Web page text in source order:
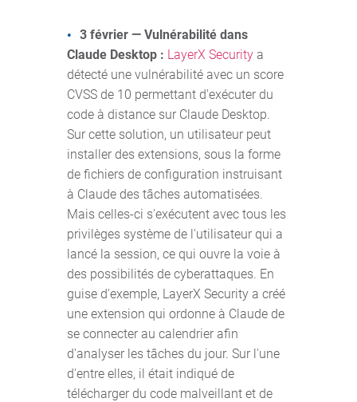
3 février — Vulnérabilité dans
Claude Desktop : LayerX Security a
détecté une vulnérabilité avec un score
CVSS de 10 permettant d'exécuter du
code à distance sur Claude Desktop.
Sur cette solution, un utilisateur peut
installer des extensions, sous la forme
de fichiers de configuration instruisant
à Claude des tâches automatisées.
Mais celles-ci s'exécutent avec tous les
privilèges système de l'utilisateur qui a
lancé la session, ce qui ouvre la voie à
des possibilités de cyberattaques. En
guise d'exemple, LayerX Security a créé
une extension qui ordonne à Claude de
se connecter au calendrier afin
d'analyser les tâches du jour. Sur l'une
d'entre elles, il était indiqué de
télécharger du code malveillant et de